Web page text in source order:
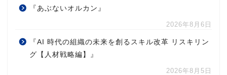
『あぶないオルカン』
2026年8月6日
『AI 時代の組織の未来を創るスキル改革 リスキリン
グ【人材戦略編】』
2026年8月5日